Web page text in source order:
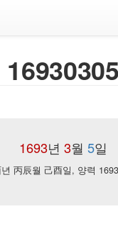
16930305
1693년 3월 5일
丙辰월 己酉일, 양력